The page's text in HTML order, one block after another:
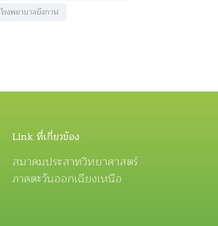
โรงพยาบาลบึงกาฬ
Link ที่เกี่ยวข้อง
สมาคมประสาทวิทยาศาสตร์
ภาคตะวันออกเฉียงเหนือ